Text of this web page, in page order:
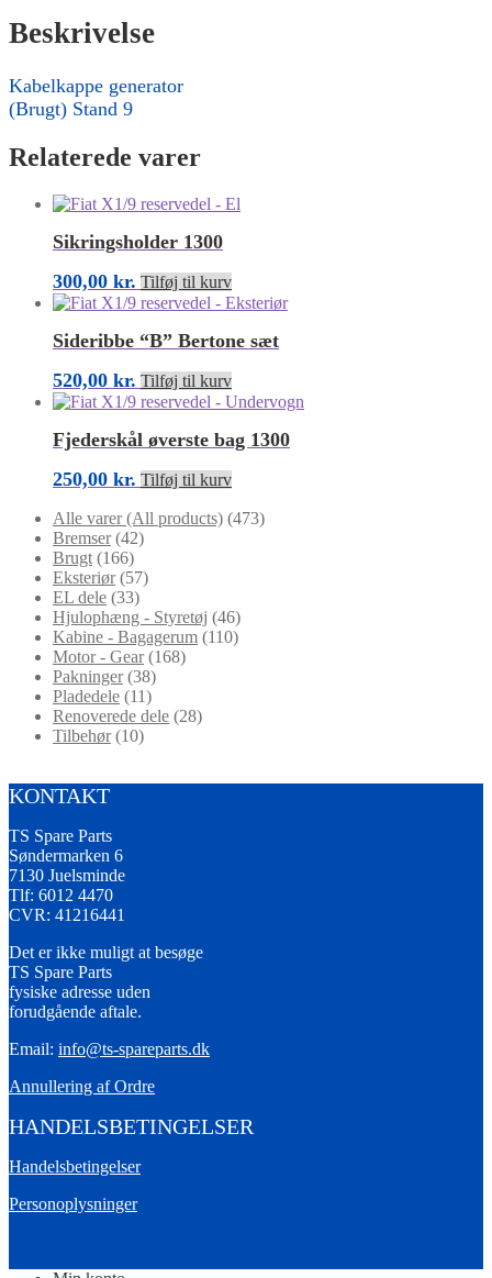
Beskrivelse
Kabelkappe generator
(Brugt) Stand 9
Relaterede varer
Sikringsholder 1300
300,00 kr. Tilføj til kurv
Sideribbe “B” Bertone sæt
520,00 kr. Tilføj til kurv
Fjederskål øverste bag 1300
250,00 kr. Tilføj til kurv
Alle varer (All products) (473)
Bremser (42)
Brugt (166)
Eksteriør (57)
EL dele (33)
Hjulophæng - Styretøj (46)
Kabine - Bagagerum (110)
Motor - Gear (168)
Pakninger (38)
Pladedele (11)
Renoverede dele (28)
Tilbehør (10)
KONTAKT
TS Spare Parts
Søndermarken 6
7130 Juelsminde
Tlf: 6012 4470
CVR: 41216441
Det er ikke muligt at besøge
TS Spare Parts
fysiske adresse uden
forudgående aftale.
Email: info@ts-spareparts.dk
Annullering af Ordre
HANDELSBETINGELSER
Handelsbetingelser
Personoplysninger